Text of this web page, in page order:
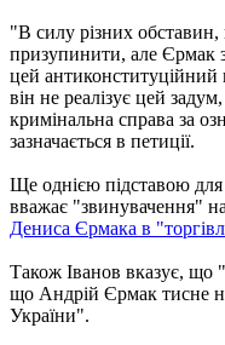
"В силу різних
призупинити, але Єрмак
цей
він не реалізує цей
кримінальна справа за
зазначається в петиції.
Ще однією підставою для
вважає "звинувачення"
Дениса Єрмака в
Також Іванов вказує, що
що Андрій Єрмак тисне
України".